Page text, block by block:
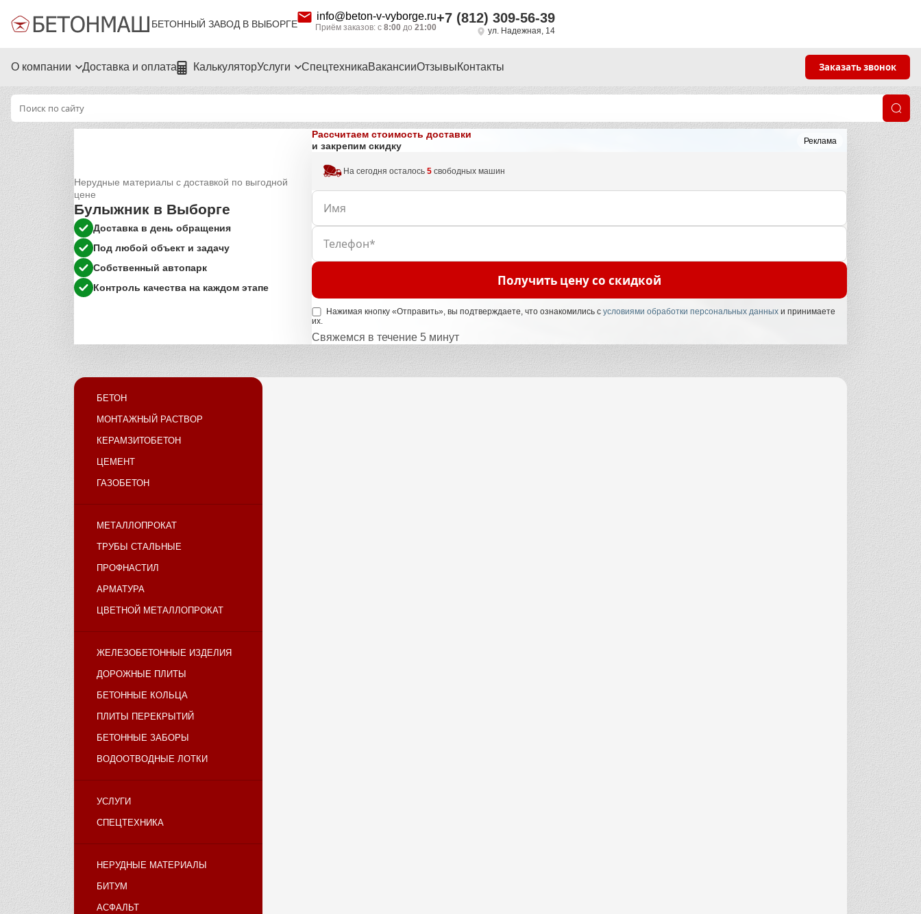
БЕТОННЫЙ ЗАВОД В ВЫБОРГЕ
info@beton-v-vyborge.ru
Приём заказов: с 8:00 до 21:00
+7 (812) 309-56-39
ул. Надежная, 14
О компании Доставка и оплата КалькуляторУслуги СпецтехникаВакансииОтзывыКонтакты Заказать звонок
Реклама
Нерудные материалы с доставкой по выгодной
цене
Булыжник в Выборге
Доставка в день обращения
Под любой объект и задачу
Собственный автопарк
Контроль качества на каждом этапе
Рассчитаем стоимость доставки
и закрепим скидку
На сегодня осталось5 свободных машин
Получить цену со скидкой
Нажимая кнопку «Отправить», вы подтверждаете, что ознакомились с условиями обработки персональных данныхи принимаете
их.
Свяжемся в течение 5 минут
БЕТОН
МОНТАЖНЫЙ РАСТВОР
КЕРАМЗИТОБЕТОН
ЦЕМЕНТ
ГАЗОБЕТОН
МЕТАЛЛОПРОКАТ
ТРУБЫ СТАЛЬНЫЕ
ПРОФНАСТИЛ
АРМАТУРА
ЦВЕТНОЙ МЕТАЛЛОПРОКАТ
ЖЕЛЕЗОБЕТОННЫЕ ИЗДЕЛИЯ
ДОРОЖНЫЕ ПЛИТЫ
БЕТОННЫЕ КОЛЬЦА
ПЛИТЫ ПЕРЕКРЫТИЙ
БЕТОННЫЕ ЗАБОРЫ
ВОДООТВОДНЫЕ ЛОТКИ
УСЛУГИ
СПЕЦТЕХНИКА
НЕРУДНЫЕ МАТЕРИАЛЫ
БИТУМ
АСФАЛЬТ